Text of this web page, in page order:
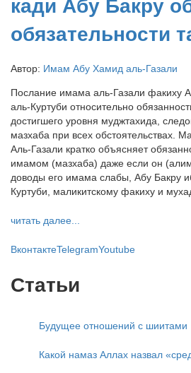
кади Абу Бакру
обязательности
Автор: Имам Абу Хамид аль-Газали
Послание имама аль-Газали факиху
аль-Куртуби относительно
достигшего уровня муджтахида,
мазхаба при всех обстоятельствах.
Аль-Газали кратко объясняет
имамом (мазхаба) даже если он
доводы его имама слабы, Абу Бакру
Куртуби, маликитскому факиху и
читать далее...
ВконтактеTelegramYoutube
Статьи
Будущее отношений с шиитами
Какой намаз Аллах назвал